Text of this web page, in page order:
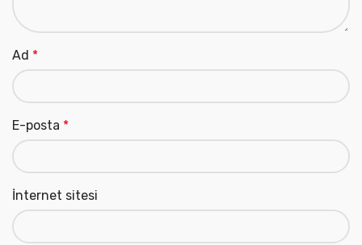
Ad *
E-posta *
İnternet sitesi